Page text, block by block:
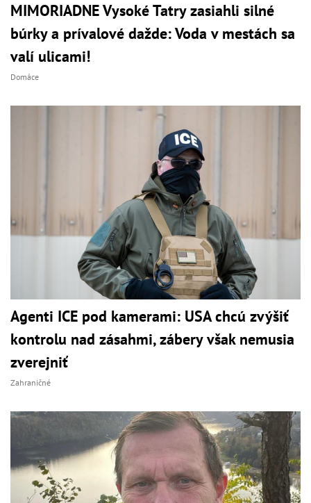
MIMORIADNE Vysoké Tatry zasiahli silné
búrky a prívalové dažde: Voda v mestách sa
valí ulicami!
Domáce
Agenti ICE pod kamerami: USA chcú zvýšiť
kontrolu nad zásahmi, zábery však nemusia
zverejniť
Zahraničné